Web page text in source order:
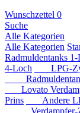
Wunschzettel 0
Suche
Alle Kategorien
Alle Kategorien
Radmuldentanks
4-Loch
LPG-
Lovato
Prins
Andere
Verdampfer-